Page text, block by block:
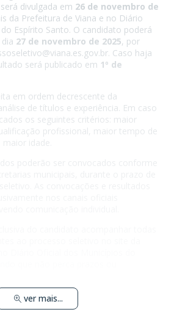
será divulgada em 26 de novembro de
da Prefeitura de Viana e no Diário
Espírito Santo. O candidato poderá
27 de novembro de 2025, por
. Caso haja
será publicado em 1º de
em ordem decrescente da
de títulos e experiência. Em caso
os seguintes critérios: maior
profissional, maior tempo de
idade.
ver mais...